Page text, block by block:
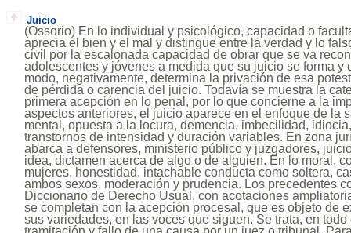
Juicio
(Ossorio) En lo individual y psicológico, capacidad o
aprecia el bien y el mal y distingue entre la verdad y lo
civil por la escalonada capacidad de obrar que se va
adolescentes y jóvenes a medida que su juicio se forma y
modo, negativamente, determina la privación de esa
de pérdida o carencia del juicio. Todavía se muestra la
primera acepción en lo penal, por lo que concierne a la
aspectos anteriores, el juicio aparece en el enfoque de la
mental, opuesta a la locura, demencia, imbecilidad,
transtornos de intensidad y duración variables. En zona
abarca a defensores, ministerio público y juzgadores,
idea, dictamen acerca de algo o de alguien. En lo moral,
mujeres, honestidad, intachable conducta como soltera,
ambos sexos, moderación y prudencia. Los precedentes
Diccionario de Derecho Usual, con acotaciones
se completan con la acepción procesal, que es objeto de
sus variedades, en las voces que siguen. Se trata, en